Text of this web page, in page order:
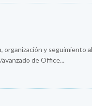
y seguimiento
de Office...